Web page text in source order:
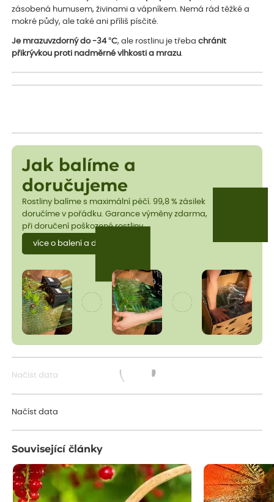
zásobená humusem, živinami a vápníkem. Nemá rád těžké a
mokré půdy, ale také ani příliš písčité.
Je mrazuvzdorný do -34 °C, ale rostlinu je třebachránit
přikrývkou proti nadměrné vlhkosti a mrazu.
Jak balíme a
doručujeme
Rostliny balíme s maximální péčí. 99,8 % zásilek
doručíme v pořádku. Garance výměny zdarma,
při doručení poškozené rostliny.
více o balení a dopravě
Načíst data
Načíst data
Související články